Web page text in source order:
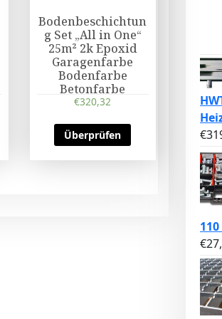
Bodenbeschichtun
g Set „All in One“
25m² 2k Epoxid
Garagenfarbe
Bodenfarbe
Betonfarbe
€320,32
Überprüfen
€
€